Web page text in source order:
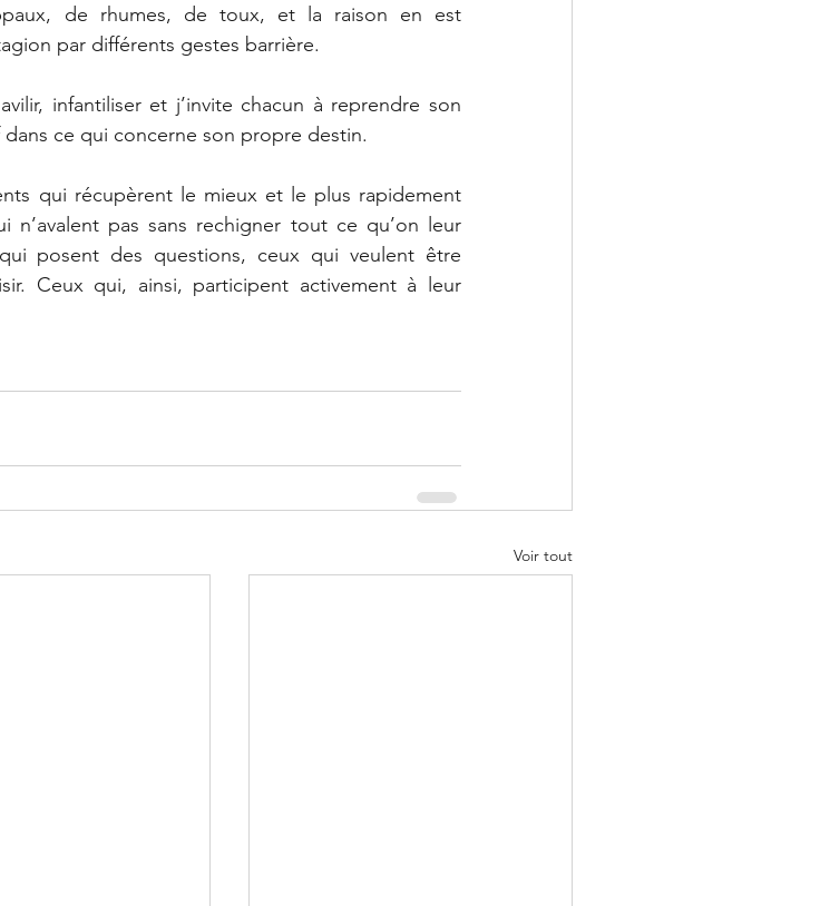
de rhumes, de toux, et la raison en est
par différents gestes barrière.
infantiliser et j’invite chacun à reprendre son
ce qui concerne son propre destin.
qui récupèrent le mieux et le plus rapidement
pas sans rechigner tout ce qu’on leur
posent des questions, ceux qui veulent être
Ceux qui, ainsi, participent activement à leur
Voir tout